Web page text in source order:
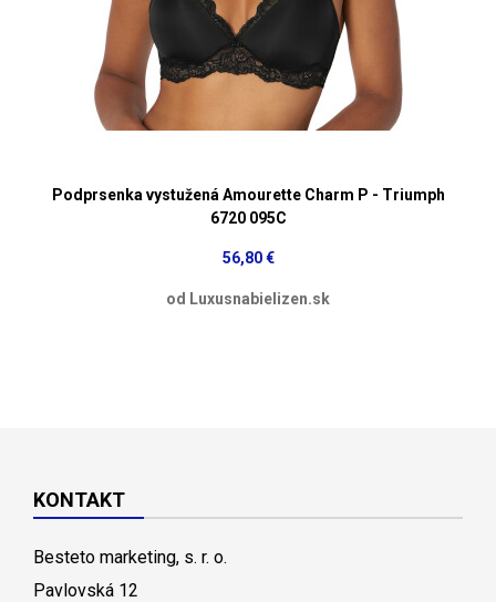
Podprsenka vystužená Amourette Charm P - Triumph
6720 095C
56,80 €
od Luxusnabielizen.sk
KONTAKT
Besteto marketing, s. r. o.
Pavlovská 12